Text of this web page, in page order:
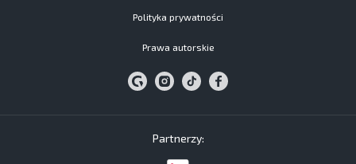
Polityka prywatności
Prawa autorskie
Partnerzy: